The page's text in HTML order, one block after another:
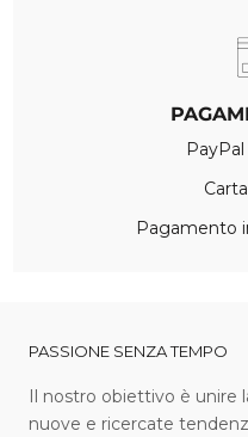
Pagamento
PASSIONE SENZA TEMPO
I l nostro obiettivo è unire
nuove e ricercate